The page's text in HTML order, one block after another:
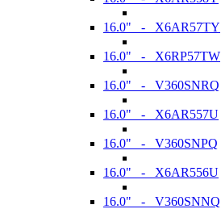
16.0" - X6AR57TY
16.0" - X6RP57TW
16.0" - V360SNRQ
16.0" - X6AR557U
16.0" - V360SNPQ
16.0" - X6AR556U
16.0" - V360SNNQ